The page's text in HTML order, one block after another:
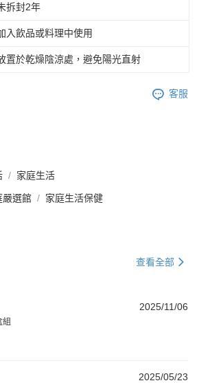
拆封2年
入飲品或料理中使用
置於乾燥陰涼處，避免陽光直射
客服
家庭生活
嚴選館 家庭生活保健
查看全部
2025/11/06
組
2025/05/23